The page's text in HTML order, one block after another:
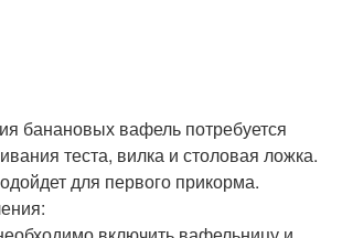
банановых вафель потребуется
теста, вилка и столовая ложка.
для первого прикорма.